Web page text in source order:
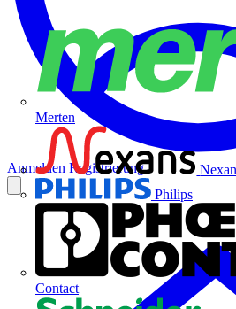
Merten
Philips
Contact
Anmelden Registrierung